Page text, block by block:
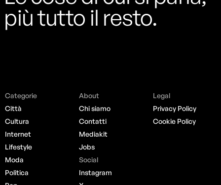
più tutto il resto.
Categorie
Città
Cultura
Internet
Lifestyle
Moda
Politica
About
Chi siamo
Contatti
Mediakit
Jobs
Social
Instagram
Legal
Privacy Policy
Cookie Policy